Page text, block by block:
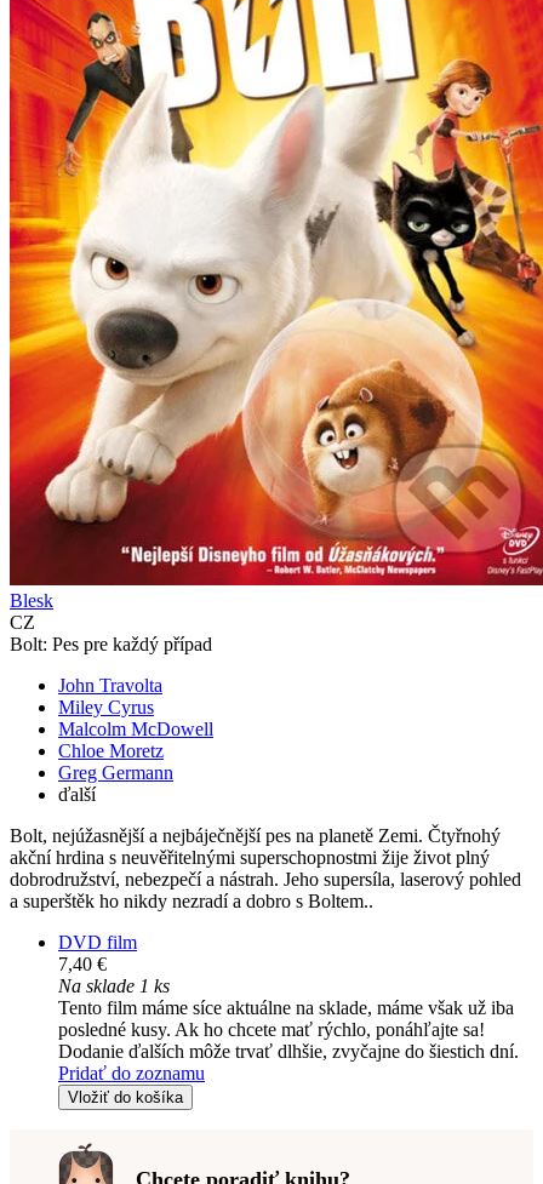
Blesk
CZ
Bolt: Pes pre každý případ
John Travolta
Miley Cyrus
Malcolm McDowell
Chloe Moretz
Greg Germann
ďalší
Bolt, nejúžasnější a nejbáječnější pes na planetě Zemi. Čtyřnohý
akční hrdina s neuvěřitelnými superschopnostmi žije život plný
dobrodružství, nebezpečí a nástrah. Jeho supersíla, laserový pohled
a superštěk ho nikdy nezradí a dobro s Boltem..
DVD film
7,40 €
Na sklade 1 ks
Tento film máme síce aktuálne na sklade, máme však už iba
posledné kusy. Ak ho chcete mať rýchlo, ponáhľajte sa!
Dodanie ďalších môže trvať dlhšie, zvyčajne do šiestich dní.
Pridať do zoznamu
Vložiť do košíka
Chcete poradiť knihu?